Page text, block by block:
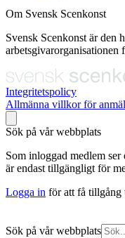
Om Svensk Scenkonst
Svensk Scenkonst är den
arbetsgivarorganisationen
Integritetspolicy
Allmänna villkor för
Sök på vår webbplats
Som inloggad medlem
är endast tillgängligt för
Logga in för att få tillgång
Sök på vår webbplats